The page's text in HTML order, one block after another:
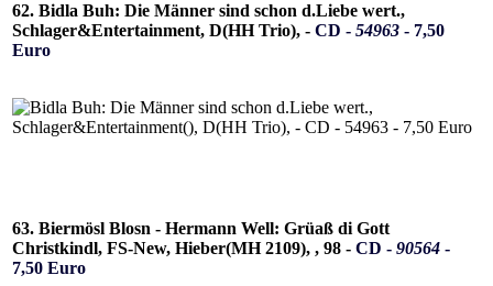
62. Bidla Buh: Die Männer sind schon d.Liebe wert.,
Schlager&Entertainment, D(HH Trio), - CD - 54963 - 7,50
Euro
63. Biermösl Blosn - Hermann Well: Grüaß di Gott
Christkindl, FS-New, Hieber(MH 2109), , 98 - CD - 90564 -
7,50 Euro